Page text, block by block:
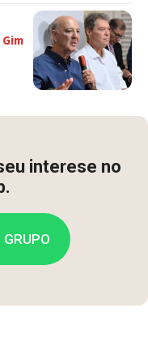
interese no